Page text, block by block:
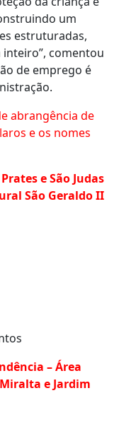
um
estruturadas,
comentou
de emprego é
abrangência de
e os nomes
e São Judas
São Geraldo II
– Área
e Jardim